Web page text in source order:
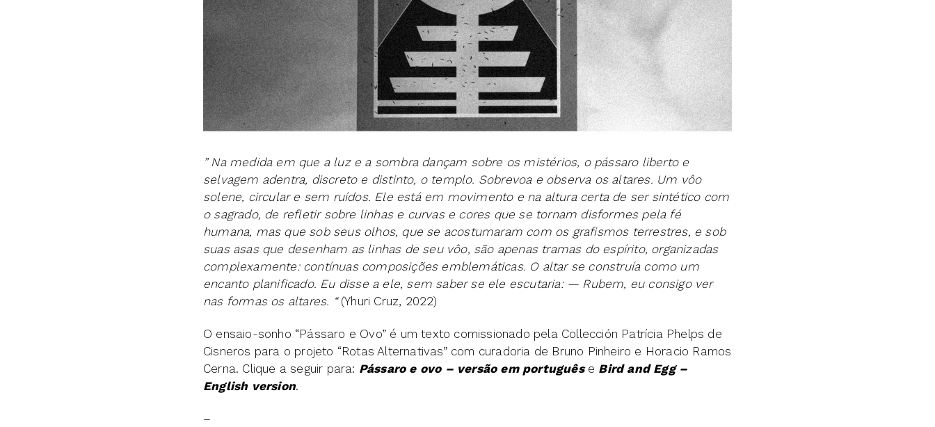
” Na medida em que a luz e a sombra dançam sobre os mistérios, o pássaro liberto e
selvagem adentra, discreto e distinto, o templo. Sobrevoa e observa os altares. Um vôo
solene, circular e sem ruídos. Ele está em movimento e na altura certa de ser sintético com
o sagrado, de refletir sobre linhas e curvas e cores que se tornam disformes pela fé
humana, mas que sob seus olhos, que se acostumaram com os grafismos terrestres, e sob
suas asas que desenham as linhas de seu vôo, são apenas tramas do espírito, organizadas
complexamente: contínuas composições emblemáticas. O altar se construía como um
encanto planificado. Eu disse a ele, sem saber se ele escutaria: — Rubem, eu consigo ver
nas formas os altares. “(Yhuri Cruz, 2022)
O ensaio-sonho “Pássaro e Ovo” é um texto comissionado pela Collección Patrícia Phelps de
Cisneros para o projeto “Rotas Alternativas” com curadoria de Bruno Pinheiro e Horacio Ramos
Cerna. Clique a seguir para: Pássaro e ovo – versão em portuguêse Bird and Egg –
English version.
–